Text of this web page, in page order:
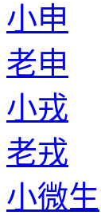
小申
老申
小戎
老戎
小微生